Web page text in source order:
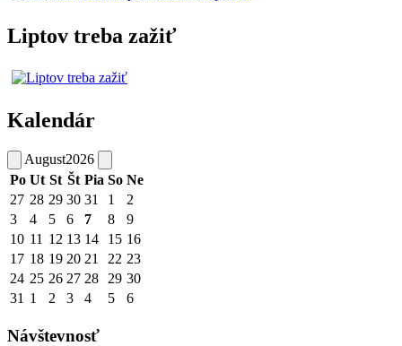
Liptov treba zažiť
Kalendár
August2026
Po Ut St Št Pia So Ne
27 28 29 30 31 1
2
3
4 5 6 7 8
9
10 11 12 13 14 15 16
17 18 19 20 21 22 23
24 25 26 27 28 29 30
31 1 2 3 4 5 6
Návštevnosť